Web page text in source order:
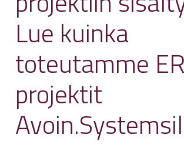
Lue kuinka
toteutamme
projektit